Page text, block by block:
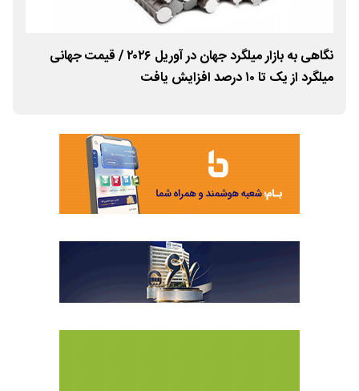
نگاهی به بازار میلگرد جهان در آوریل ۲۰۲۶ / قیمت جهانی
میلگرد از یک تا ۱۰ درصد افزایش یافت